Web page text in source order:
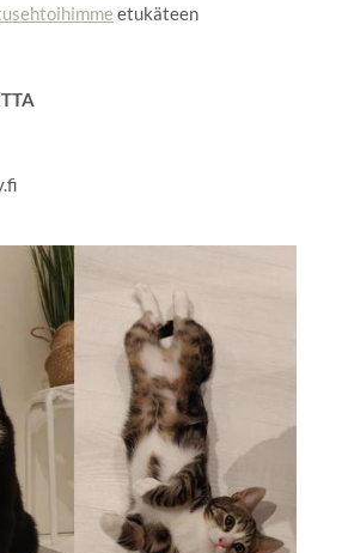
etukäteen